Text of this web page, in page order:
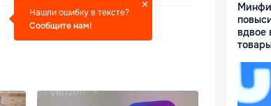
Нашли ошибку в тексте?
Сообщите нам!
вдвое